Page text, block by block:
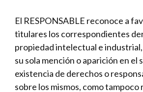
El RESPONSABLE reconoce a
titulares los correspondientes
propiedad intelectual e
su sola mención o aparición en el
existencia de derechos o
sobre los mismos, como tampoco